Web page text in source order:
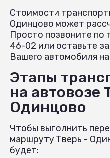
Стоимости
Одинцово может
Просто позвоните по
46-02 или оставьте
Вашего автомобиля
Этапы
на автовозе
Одинцово
Чтобы выполнить
маршруту Тверь -
будет: